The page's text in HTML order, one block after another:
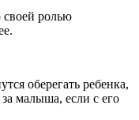
своей ролью
оберегать ребенка,
малыша, если с его